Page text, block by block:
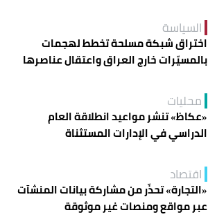
السياسة
اختراق شبكة مسلحة تخطط لهجمات
بالمسيّرات خارج العراق واعتقال عناصرها
محليات
«عكاظ» تنشر مواعيد انطلاقة العام
الدراسي في الإدارات المستثناة
اقتصاد
«التجارة» تحذّر من مشاركة بيانات المنشآت
عبر مواقع ومنصات غير موثوقة